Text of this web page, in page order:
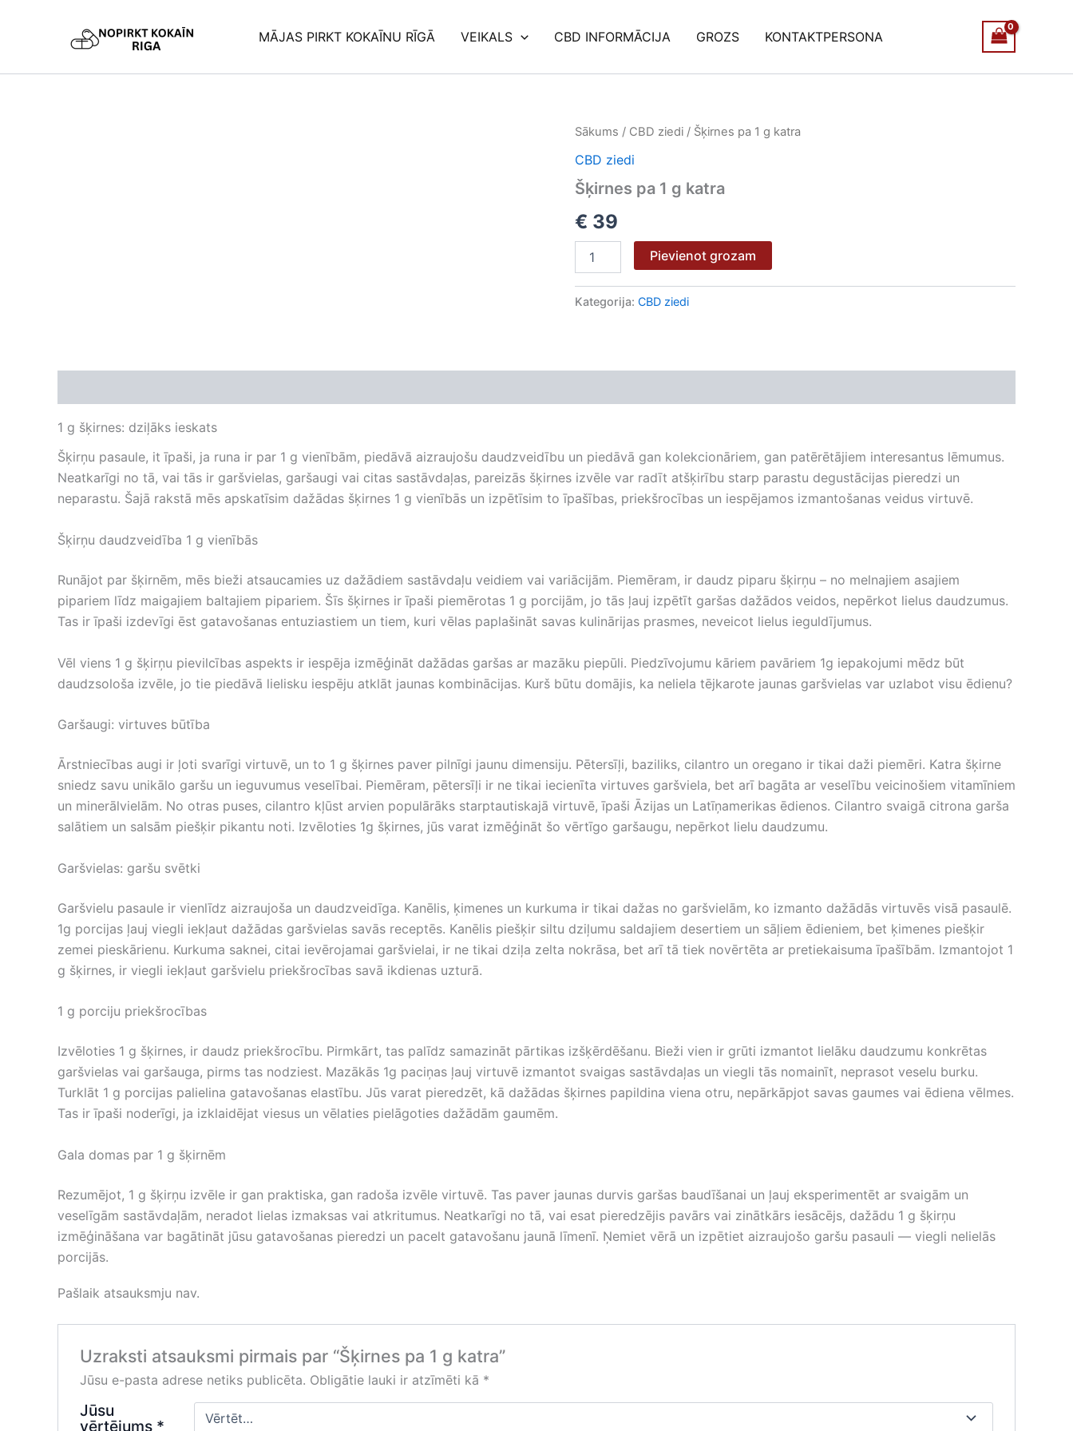
MĀJAS PIRKT KOKAĪNU RĪGĀ VEIKALS CBD INFORMĀCIJA GROZS KONTAKTPERSONA
Sākums / CBD ziedi / Šķirnes pa 1 g katra
CBD ziedi
Šķirnes pa 1 g katra
€ 39
Šķirnes
1
g
katra
Pievienot grozam
Kategorija: CBD ziedi
1 g šķirnes: dziļāks ieskats
Šķirņu pasaule, it īpaši, ja runa ir par 1 g vienībām, piedāvā aizraujošu daudzveidību un piedāvā gan kolekcionāriem, gan patērētājiem interesantus lēmumus.
Neatkarīgi no tā, vai tās ir garšvielas, garšaugi vai citas sastāvdaļas, pareizās šķirnes izvēle var radīt atšķirību starp parastu degustācijas pieredzi un
neparastu. Šajā rakstā mēs apskatīsim dažādas šķirnes 1 g vienībās un izpētīsim to īpašības, priekšrocības un iespējamos izmantošanas veidus virtuvē.
Šķirņu daudzveidība 1 g vienībās
Runājot par šķirnēm, mēs bieži atsaucamies uz dažādiem sastāvdaļu veidiem vai variācijām. Piemēram, ir daudz piparu šķirņu – no melnajiem asajiem
pipariem līdz maigajiem baltajiem pipariem. Šīs šķirnes ir īpaši piemērotas 1 g porcijām, jo ​​tās ļauj izpētīt garšas dažādos veidos, nepērkot lielus daudzumus.
Tas ir īpaši izdevīgi ēst gatavošanas entuziastiem un tiem, kuri vēlas paplašināt savas kulinārijas prasmes, neveicot lielus ieguldījumus.
Vēl viens 1 g šķirņu pievilcības aspekts ir iespēja izmēģināt dažādas garšas ar mazāku piepūli. Piedzīvojumu kāriem pavāriem 1g iepakojumi mēdz būt
daudzsološa izvēle, jo tie piedāvā lielisku iespēju atklāt jaunas kombinācijas. Kurš būtu domājis, ka neliela tējkarote jaunas garšvielas var uzlabot visu ēdienu?
Garšaugi: virtuves būtība
Ārstniecības augi ir ļoti svarīgi virtuvē, un to 1 g šķirnes paver pilnīgi jaunu dimensiju. Pētersīļi, baziliks, cilantro un oregano ir tikai daži piemēri. Katra šķirne
sniedz savu unikālo garšu un ieguvumus veselībai. Piemēram, pētersīļi ir ne tikai iecienīta virtuves garšviela, bet arī bagāta ar veselību veicinošiem vitamīniem
un minerālvielām. No otras puses, cilantro kļūst arvien populārāks starptautiskajā virtuvē, īpaši Āzijas un Latīņamerikas ēdienos. Cilantro svaigā citrona garša
salātiem un salsām piešķir pikantu noti. Izvēloties 1g šķirnes, jūs varat izmēģināt šo vērtīgo garšaugu, nepērkot lielu daudzumu.
Garšvielas: garšu svētki
Garšvielu pasaule ir vienlīdz aizraujoša un daudzveidīga. Kanēlis, ķimenes un kurkuma ir tikai dažas no garšvielām, ko izmanto dažādās virtuvēs visā pasaulē.
1g porcijas ļauj viegli iekļaut dažādas garšvielas savās receptēs. Kanēlis piešķir siltu dziļumu saldajiem desertiem un sāļiem ēdieniem, bet ķimenes piešķir
zemei ​​pieskārienu. Kurkuma saknei, citai ievērojamai garšvielai, ir ne tikai dziļa zelta nokrāsa, bet arī tā tiek novērtēta ar pretiekaisuma īpašībām. Izmantojot 1
g šķirnes, ir viegli iekļaut garšvielu priekšrocības savā ikdienas uzturā.
1 g porciju priekšrocības
Izvēloties 1 g šķirnes, ir daudz priekšrocību. Pirmkārt, tas palīdz samazināt pārtikas izšķērdēšanu. Bieži vien ir grūti izmantot lielāku daudzumu konkrētas
garšvielas vai garšauga, pirms tas nodziest. Mazākās 1g paciņas ļauj virtuvē izmantot svaigas sastāvdaļas un viegli tās nomainīt, neprasot veselu burku.
Turklāt 1 g porcijas palielina gatavošanas elastību. Jūs varat pieredzēt, kā dažādas šķirnes papildina viena otru, nepārkāpjot savas gaumes vai ēdiena vēlmes.
Tas ir īpaši noderīgi, ja izklaidējat viesus un vēlaties pielāgoties dažādām gaumēm.
Gala domas par 1 g šķirnēm
Rezumējot, 1 g šķirņu izvēle ir gan praktiska, gan radoša izvēle virtuvē. Tas paver jaunas durvis garšas baudīšanai un ļauj eksperimentēt ar svaigām un
veselīgām sastāvdaļām, neradot lielas izmaksas vai atkritumus. Neatkarīgi no tā, vai esat pieredzējis pavārs vai zinātkārs iesācējs, dažādu 1 g šķirņu
izmēģināšana var bagātināt jūsu gatavošanas pieredzi un pacelt gatavošanu jaunā līmenī. Ņemiet vērā un izpētiet aizraujošo garšu pasauli — viegli nelielās
porcijās.
Pašlaik atsauksmju nav.
Uzraksti atsauksmi pirmais par “Šķirnes pa 1 g katra”
Jūsu e-pasta adrese netiks publicēta. Obligātie lauki ir atzīmēti kā *
Jūsu
vērtējums *